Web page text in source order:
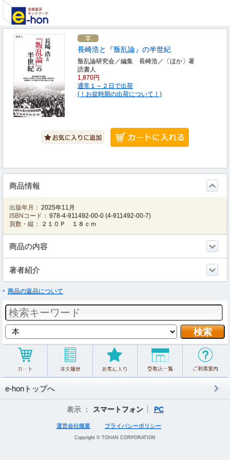
長崎浩と『叛乱論』の半世紀
叛乱論研究会／編集 長崎浩／〔ほか〕著
読書人
1,870円
通常１～２日で出荷
(！お盆時期の出荷について！)
商品情報
出版年月： 2025年11月
ISBNコード： 978-4-911492-00-0 (4-911492-00-7)
頁数・縦：
２１０Ｐ １８ｃｍ
商品の内容
著者紹介
商品の返品について
e-honトップへ
表示 ： スマートフォン PC
運営会社概要 プライバシーポリシー
Copyright © TOHAN CORPORATION